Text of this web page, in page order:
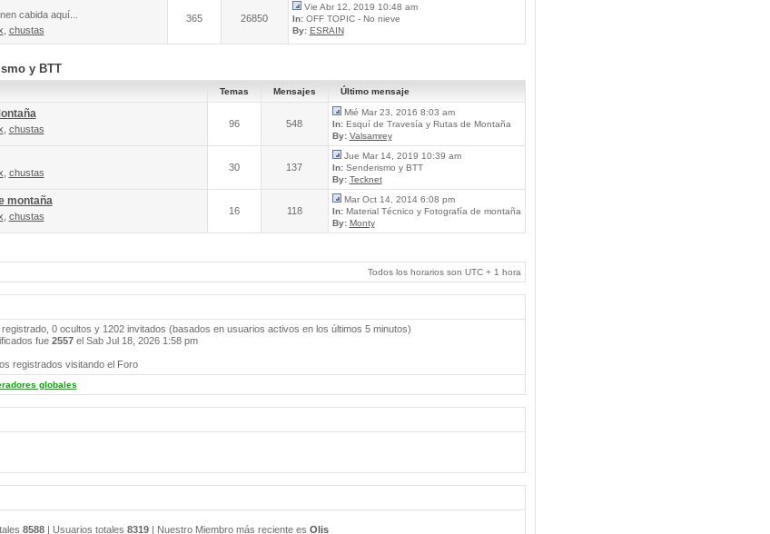
cabida aquí...
chustas
365 26850
Vie Abr 12, 2019 10:48 am
In:OFF TOPIC - No nieve
By: ESRAIN
y BTT
Temas Mensajes Último mensaje
chustas 96 548
Mié Mar 23, 2016 8:03 am
In:Esquí de Travesía y Rutas de Montaña
By: Valsamrey
chustas 30 137
Jue Mar 14, 2019 10:39 am
In:Senderismo y BTT
By: Tecknet
montaña
chustas 16 118
Mar Oct 14, 2014 6:08 pm
In:Material Técnico y Fotografía de montaña
By: Monty
Todos los horarios son UTC + 1 hora
0 ocultos y 1202 invitados (basados en usuarios activos en los últimos 5 minutos)
fue 2557el Sab Jul 18, 2026 1:58 pm
registrados visitando el Foro
globales
8588| Usuarios totales 8319| Nuestro Miembro más reciente es Olis